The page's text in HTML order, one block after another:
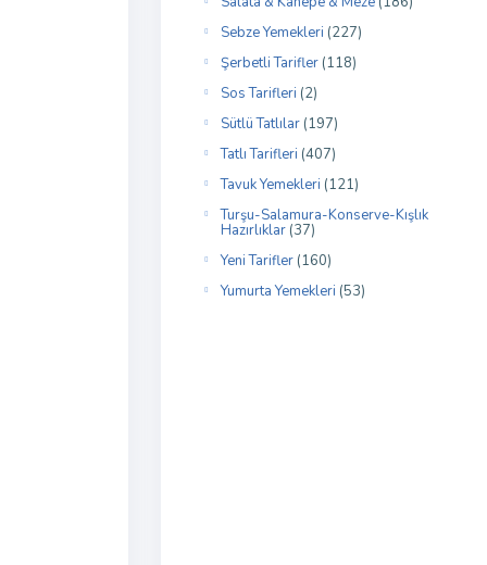
Sebze Yemekleri (227)
Şerbetli Tarifler (118)
Sos Tarifleri (2)
Sütlü Tatlılar (197)
Tatlı Tarifleri (407)
Tavuk Yemekleri (121)
Turşu-Salamura-Konserve-Kışlık
Hazırlıklar (37)
Yeni Tarifler (160)
Yumurta Yemekleri (53)